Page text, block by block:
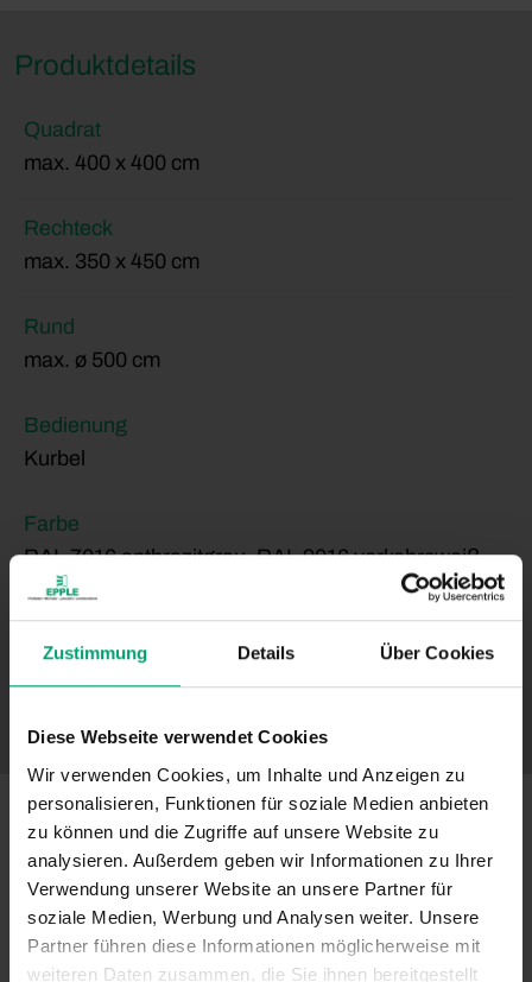
Zustimmung Details Über Cookies
Diese Webseite verwendet Cookies
Wir verwenden Cookies, um Inhalte und Anzeigen zu
personalisieren, Funktionen für soziale Medien anbieten
zu können und die Zugriffe auf unsere Website zu
analysieren. Außerdem geben wir Informationen zu Ihrer
Verwendung unserer Website an unsere Partner für
soziale Medien, Werbung und Analysen weiter. Unsere
Partner führen diese Informationen möglicherweise mit
weiteren Daten zusammen, die Sie ihnen bereitgestellt
Produktdetails
Quadrat
max. 400 x 400 cm
Rechteck
max. 350 x 450 cm
Rund
max. ø 500 cm
Bedienung
Kurbel
Farbe
RAL 7016 anthrazitgrau, RAL 9016 verkehrsweiß,
silber eloxiert, weitere RAL Farben gegen Aufpreis
Schirmtuch
über 120 Dessins aus 100% robuster Acryl-Faser